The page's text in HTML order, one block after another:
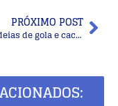
PRÓXIMO POST
DIY- 20 Ideias de gola e cachecol masculino